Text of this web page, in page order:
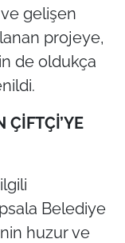
gelişen
projeye,
de oldukça
ÇİFTÇİ’YE
Belediye
huzur ve